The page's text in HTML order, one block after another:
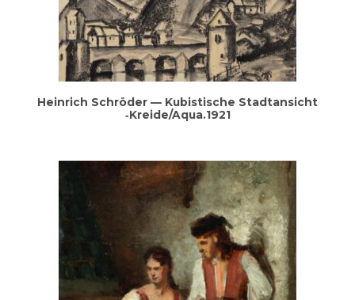
Hein­rich Schrö­der — Kubis­ti­sche Stadt­an­sicht
‑Kreide/Aqua.1921